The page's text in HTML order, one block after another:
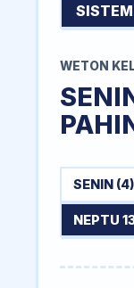
WETON
SENIN (4)
NEPTU